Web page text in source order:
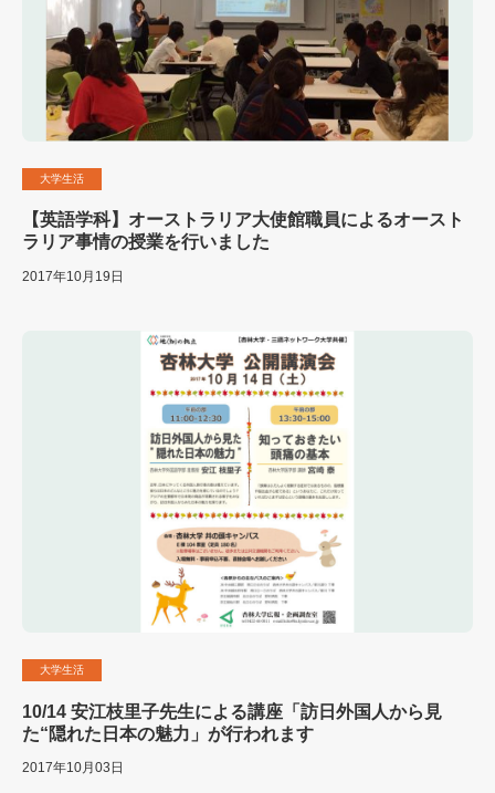
大学生活
【英語学科】オーストラリア大使館職員によるオースト
ラリア事情の授業を行いました
2017年10月19日
大学生活
10/14 安江枝里子先生による講座「訪日外国人から見
た“隠れた日本の魅力」が行われます
2017年10月03日